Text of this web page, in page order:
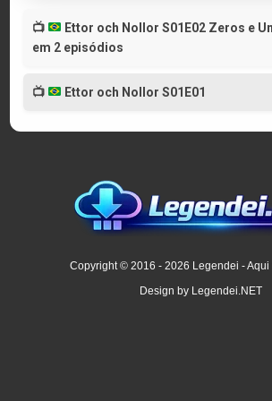
📺
Ettor och Nollor S01E02 Zeros e
em 2 episódios
📺 Ettor och Nollor S01E01
Copyright © 2016 - 2026 Legendei - Aqui
Design by Legendei.NET